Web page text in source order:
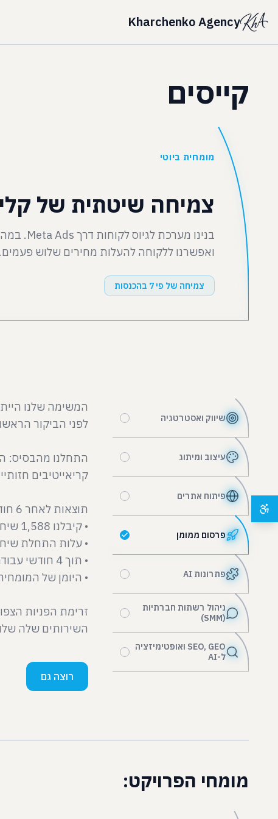
Kharchenko Agency
קייסים
מומחית ביוטי
צמיחה שיטתית של
ואפשרנו ללקוחה להעלות מחירים שלוש פעמים.
צמיחה של פי 7 בהכנסות
שיווק ואסטרטגיה
עיצוב ומיתוג
פיתוח אתרים
פרסום ממומן
פתרונות AI
ניהול רשתות חברתיות
(SMM)
SEO, GEO ואופטימיזציה
ל-AI
המשימה שלנו
התחלנו מהבסיס:
זרימת הפניות
השירותים שלה שלוש
רוצה גם
מומחי הפרויקט: